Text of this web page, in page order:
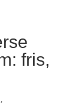
fris,
,